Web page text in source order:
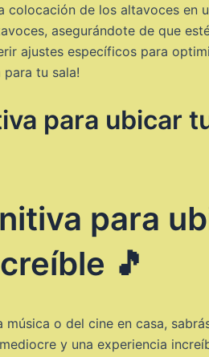
colocación de los altavoces en
asegurándote de que
ajustes específicos para
tu sala!
para ubicar
para
🎵
música o del cine en casa,
y una experiencia